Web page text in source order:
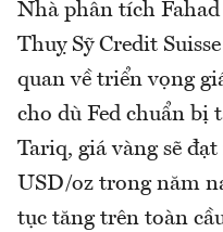
Nhà phân tích
Thuỵ Sỹ Credit
quan về triển vọng
cho dù Fed chuẩn bị
Tariq, giá vàng sẽ
USD/oz trong năm
tục tăng trên toàn